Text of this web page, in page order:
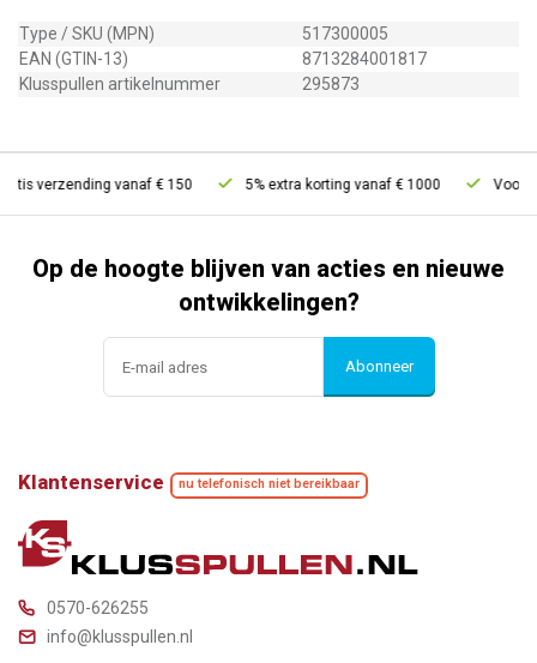
Type / SKU (MPN)
517300005
EAN (GTIN-13)
8713284001817
Klusspullen artikelnummer
295873
verzending vanaf € 150 5% extra korting vanaf € 1000 Voor
Op de hoogte blijven van acties en nieuwe
ontwikkelingen?
Abonneer
Klantenservice nu telefonisch niet bereikbaar
0570-626255
info@klusspullen.nl